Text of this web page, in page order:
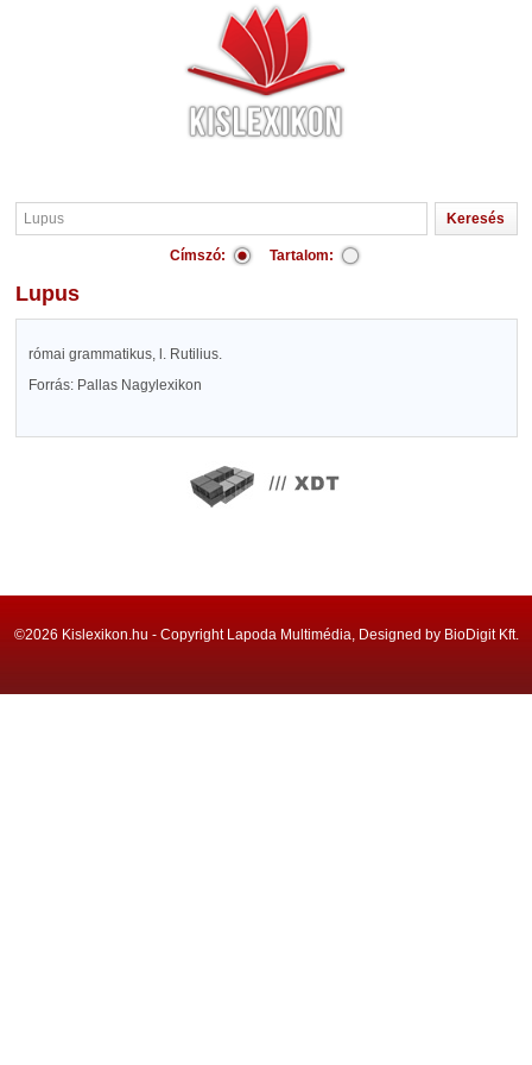
Címszó: Tartalom:
Lupus
római grammatikus, l. Rutilius.
Forrás: Pallas Nagylexikon
©2026 Kislexikon.hu - Copyright Lapoda Multimédia, Designed by BioDigit Kft.